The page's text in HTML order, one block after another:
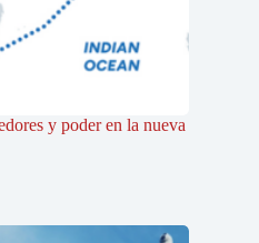
y poder en la nueva